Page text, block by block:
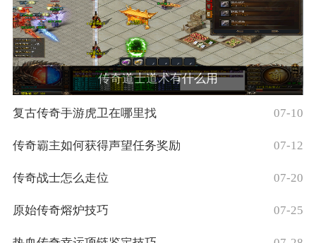
传奇道士道术有什么用
复古传奇手游虎卫在哪里找 07-10
传奇霸主如何获得声望任务奖励 07-12
传奇战士怎么走位 07-20
原始传奇熔炉技巧 07-25